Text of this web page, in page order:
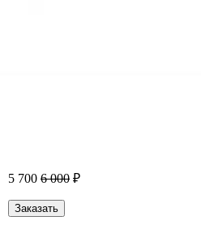
5 700 6 000 ₽
Заказать